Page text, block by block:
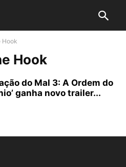
Hook
Hook
do Mal 3: A Ordem do
ganha novo trailer...